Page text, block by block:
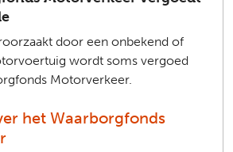
door een onbekend of
wordt soms vergoed
Motorverkeer.
het Waarborgfonds